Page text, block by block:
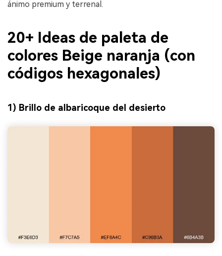
ánimo premium y terrenal.
20+ Ideas de paleta de
colores Beige naranja (con
códigos hexagonales)
1) Brillo de albaricoque del desierto